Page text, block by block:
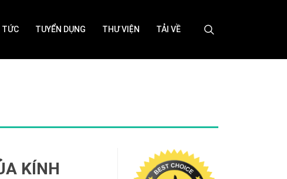
TỨC TUYỂN DỤNG THƯ VIỆN TẢI VỀ
KÍNH